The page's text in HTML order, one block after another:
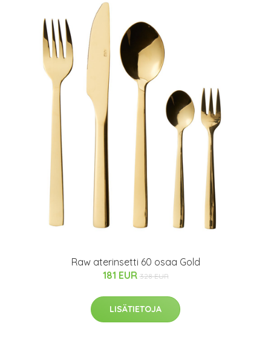
Raw aterinsetti 60 osaa Gold
181 EUR 328 EUR
LISÄTIETOJA